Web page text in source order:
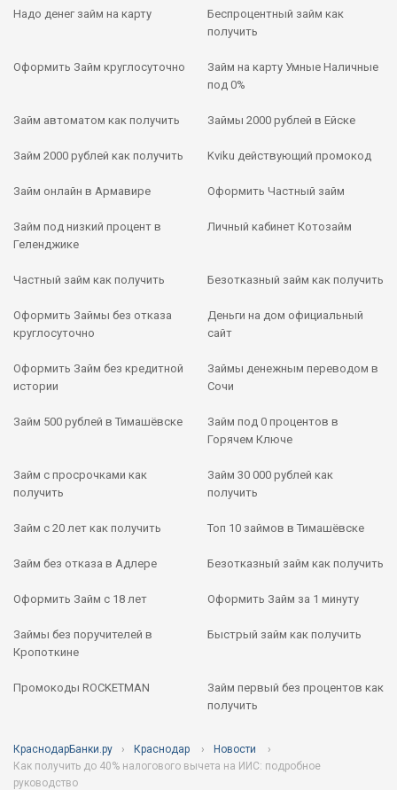
Надо денег займ на карту
Беспроцентный займ как
получить
Оформить Займ круглосуточно
Займ на карту Умные Наличные
под 0%
Займ автоматом как получить Займы 2000 рублей в Ейске
Займ 2000 рублей как получить Kviku действующий промокод
Займ онлайн в Армавире Оформить Частный займ
Займ под низкий процент в
Геленджике
Личный кабинет Котозайм
Частный займ как получить Безотказный займ как получить
Оформить Займы без отказа
круглосуточно
Деньги на дом официальный
сайт
Оформить Займ без кредитной
истории
Займы денежным переводом в
Сочи
Займ 500 рублей в Тимашёвске
Займ под 0 процентов в
Горячем Ключе
Займ с просрочками как
получить
Займ 30 000 рублей как
получить
Займ с 20 лет как получить Топ 10 займов в Тимашёвске
Займ без отказа в Адлере Безотказный займ как получить
Оформить Займ с 18 лет Оформить Займ за 1 минуту
Займы без поручителей в
Кропоткине
Быстрый займ как получить
Промокоды ROCKETMAN
Займ первый без процентов как
получить
КраснодарБанки.ру Краснодар
Новости
Как получить до 40% налогового вычета на ИИС: подробное
руководство